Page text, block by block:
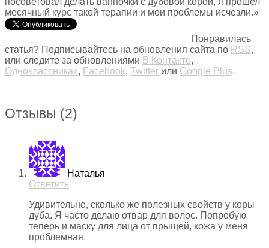
месячный курс такой терапии и мои проблемы исчезли.»
Понравилась
статья? Подписывайтесь на обновления сайта по RSS,
или следите за обновлениями В Контакте,
Одноклассниках, Facebook, Twitter или Google Plus.
Отзывы (2)
Наталья
Ответить
Удивительно, сколько же полезных свойств у коры
дуба. Я часто делаю отвар для волос. Попробую
теперь и маску для лица от прыщей, кожа у меня
проблемная.